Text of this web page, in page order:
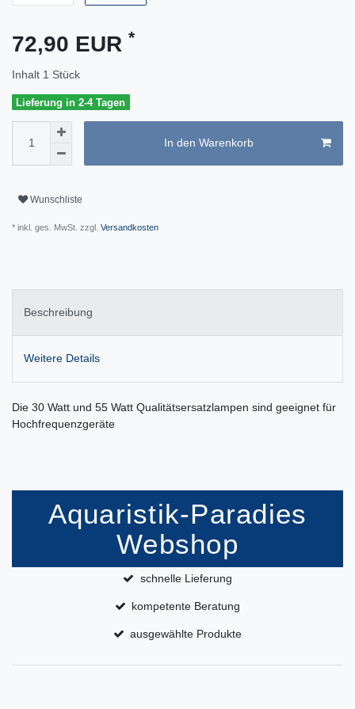
72,90 EUR *
Inhalt 1 Stück
Lieferung in 2-4 Tagen
In den Warenkorb
Wunschliste
* inkl. ges. MwSt. zzgl. Versandkosten
Beschreibung
Weitere Details
Die 30 Watt und 55 Watt Qualitätsersatzlampen sind geeignet für
Hochfrequenzgeräte
Aquaristik-Paradies
Webshop
schnelle Lieferung
kompetente Beratung
ausgewählte Produkte